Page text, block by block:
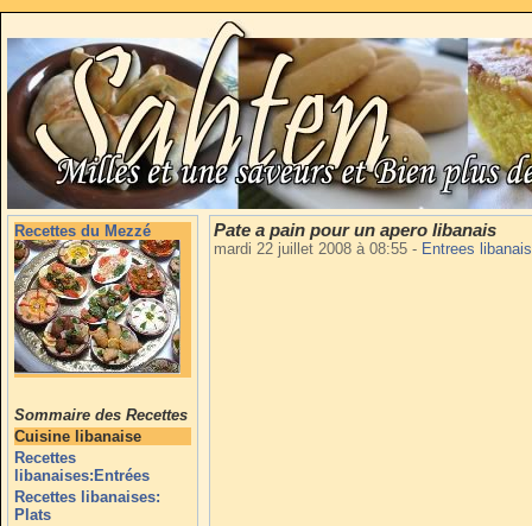
Recettes du Mezzé
Sommaire des Recettes
Cuisine libanaise
Recettes
libanaises:Entrées
Recettes libanaises:
Plats
Pate a pain pour un apero libanais
mardi 22 juillet 2008 à 08:55 - Entrees